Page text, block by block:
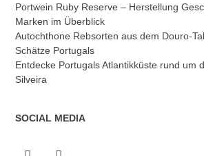
Portwein Ruby Reserve – Herstellung
Marken im Überblick
Autochthone Rebsorten aus dem Douro-
Schätze Portugals
Entdecke Portugals Atlantikküste rund um
Silveira
SOCIAL MEDIA